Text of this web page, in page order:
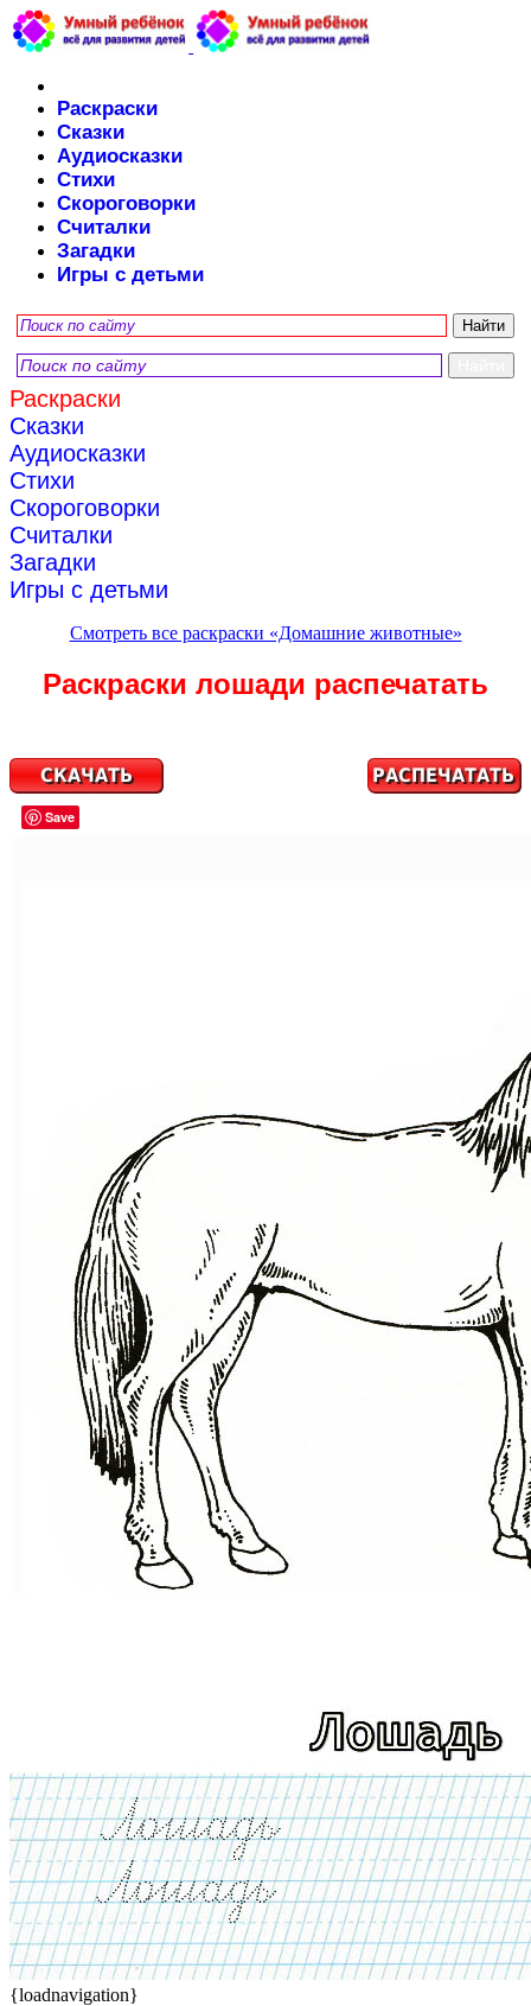
Раскраски
Сказки
Аудиосказки
Стихи
Скороговорки
Считалки
Загадки
Игры с детьми
Раскраски
Сказки
Аудиосказки
Стихи
Скороговорки
Считалки
Загадки
Игры с детьми
Смотреть все раскраски «Домашние животные»
Раскраски лошади распечатать
{loadnavigation}
Save